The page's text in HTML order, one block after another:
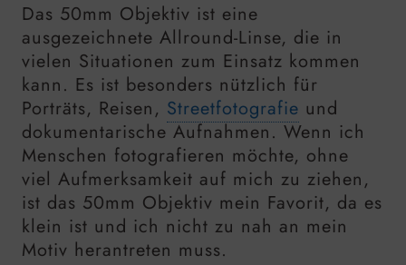
Das 50mm Objektiv ist eine
ausgezeichnete Allround-Linse, die in
vielen Situationen zum Einsatz kommen
kann. Es ist besonders nützlich für
Porträts, Reisen, Streetfotografie und
dokumentarische Aufnahmen. Wenn ich
Menschen fotografieren möchte, ohne
viel Aufmerksamkeit auf mich zu ziehen,
ist das 50mm Objektiv mein Favorit, da es
klein ist und ich nicht zu nah an mein
Motiv herantreten muss.